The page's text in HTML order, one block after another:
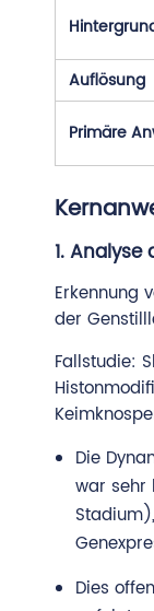
Auflösung
Primäre
1.
Erkennung
der
Fallstudie:
Die
war sehr
Dies